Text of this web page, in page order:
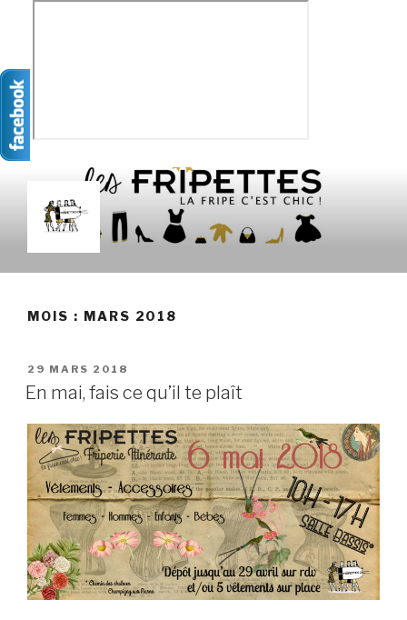
contenu
LES FRIPETTES
MOIS : MARS 2018
PUBLIÉ
LE
29 MARS 2018
En mai, fais ce qu’il te plaît